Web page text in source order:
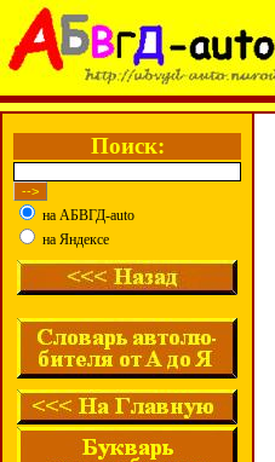
Поиск:
на АБВГД-auto
на Яндексе